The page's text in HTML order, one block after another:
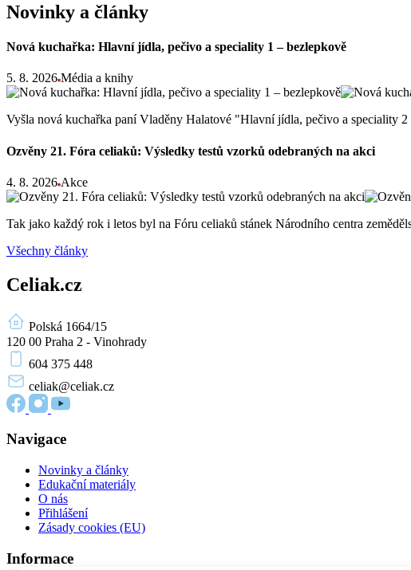
Novinky a články
Nová kuchařka: Hlavní jídla, pečivo a speciality 1 – bezlepkově
5. 8. 2026 Média a knihy
Vyšla nová kuchařka paní Vladěny Halatové "Hlavní jídla, pečivo a speciality 2
Ozvěny 21. Fóra celiaků: Výsledky testů vzorků odebraných na akci
4. 8. 2026 Akce
Tak jako každý rok i letos byl na Fóru celiaků stánek Národního centra
Všechny články
Celiak.cz
Polská 1664/15
120 00 Praha 2 - Vinohrady
604 375 448
celiak@celiak.cz
Navigace
Novinky a články
Edukační materiály
O nás
Přihlášení
Zásady cookies (EU)
Informace